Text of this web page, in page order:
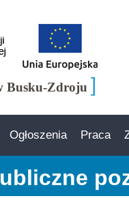
Busku-Zdroju ]
Ogłoszenia Praca